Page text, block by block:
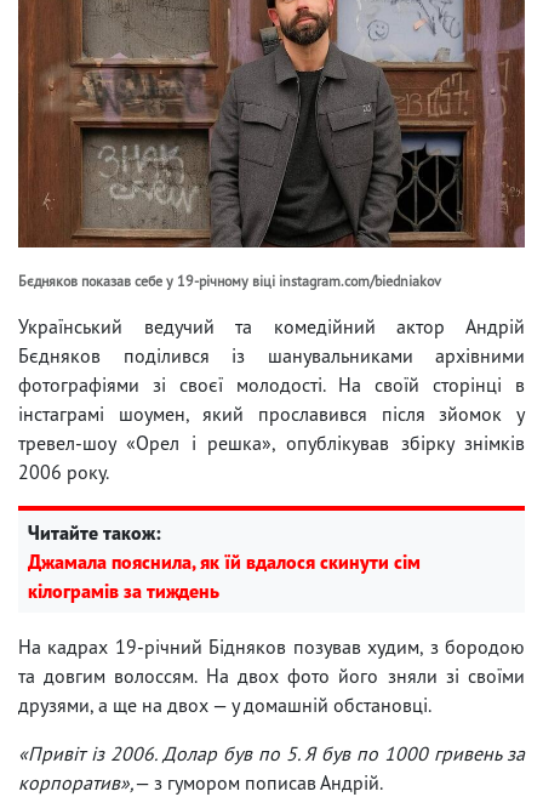
Бєдняков показав себе у 19-річному віці instagram.com/biedniakov
Український ведучий та комедійний актор Андрій
Бєдняков поділився із шанувальниками архівними
фотографіями зі своєї молодості. На своїй сторінці в
інстаграмі шоумен, який прославився після зйомок у
тревел-шоу «Орел і решка», опублікував збірку знімків
2006 року.
Читайте також:
Джамала пояснила, як їй вдалося скинути сім
кілограмів за тиждень
На кадрах 19-річний Бідняков позував худим, з бородою
та довгим волоссям. На двох фото його зняли зі своїми
друзями, а ще на двох — у домашній обстановці.
«Привіт із 2006. Долар був по 5. Я був по 1000 гривень за
корпоратив»,— з гумором пописав Андрій.